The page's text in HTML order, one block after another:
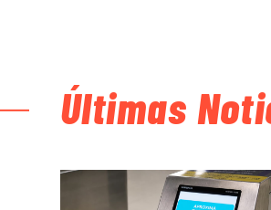
Últimas